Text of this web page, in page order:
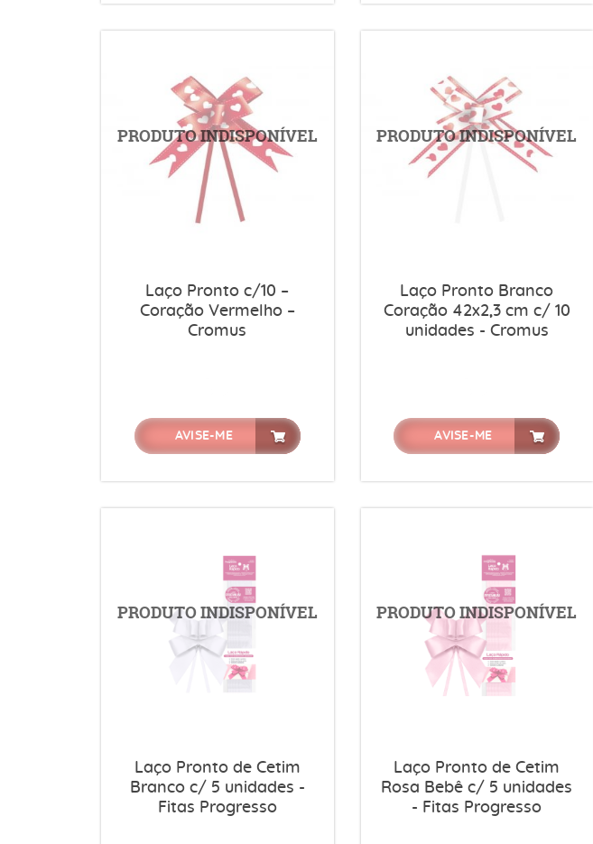
Laço Pronto c/10 –
Coração Vermelho –
Cromus
AVISE-ME
Laço Pronto Branco
Coração 42x2,3 cm c/ 10
unidades - Cromus
AVISE-ME
Laço Pronto de Cetim
Branco c/ 5 unidades -
Fitas Progresso
Laço Pronto de Cetim
Rosa Bebê c/ 5 unidades
- Fitas Progresso